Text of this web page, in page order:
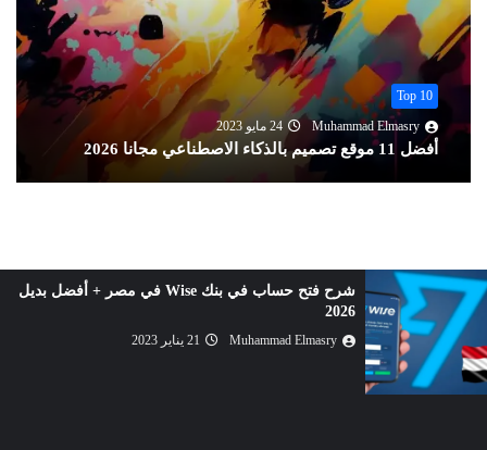
Top 10
Muhammad Elmasry
13 أغسطس 2022
تحميل أفضل 11 قاموس إنجليزي عربي ناطق مجانا 2026
شراء إنترنت داونلود مانجر IDM بأرخص سعر 2026
Muhammad Elmasry